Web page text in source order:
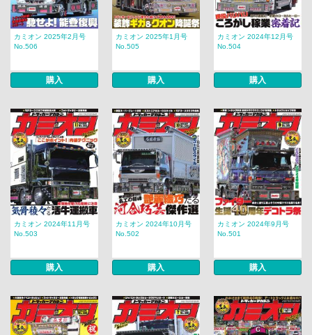
カミオン 2025年2月号
No.506
購入
カミオン 2025年1月号
No.505
購入
カミオン 2024年12月号
No.504
購入
カミオン 2024年11月号
No.503
購入
カミオン 2024年10月号
No.502
購入
カミオン 2024年9月号
No.501
購入